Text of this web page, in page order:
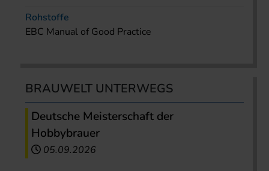
Rohstoffe
EBC Manual of Good Practice
BRAUWELT UNTERWEGS
Deutsche Meisterschaft der
Hobbybrauer
05.09.2026